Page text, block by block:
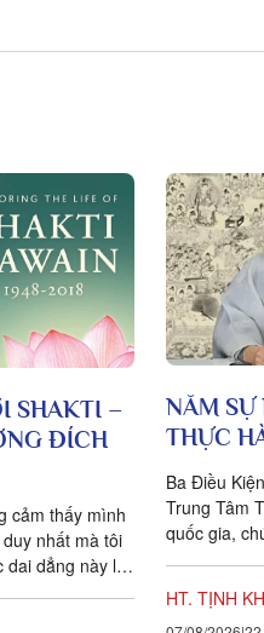
SHAKTI –
ĐÍCH
cảm thấy mình
duy nhất mà tôi
dai dẳng này là
NĂM SỰ
THỰC
Ba Điều
Trung Tâm
quốc gia,
HT. TỊNH